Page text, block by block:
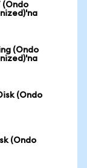
(Ondo
(Ondo
(Ondo
(Ondo